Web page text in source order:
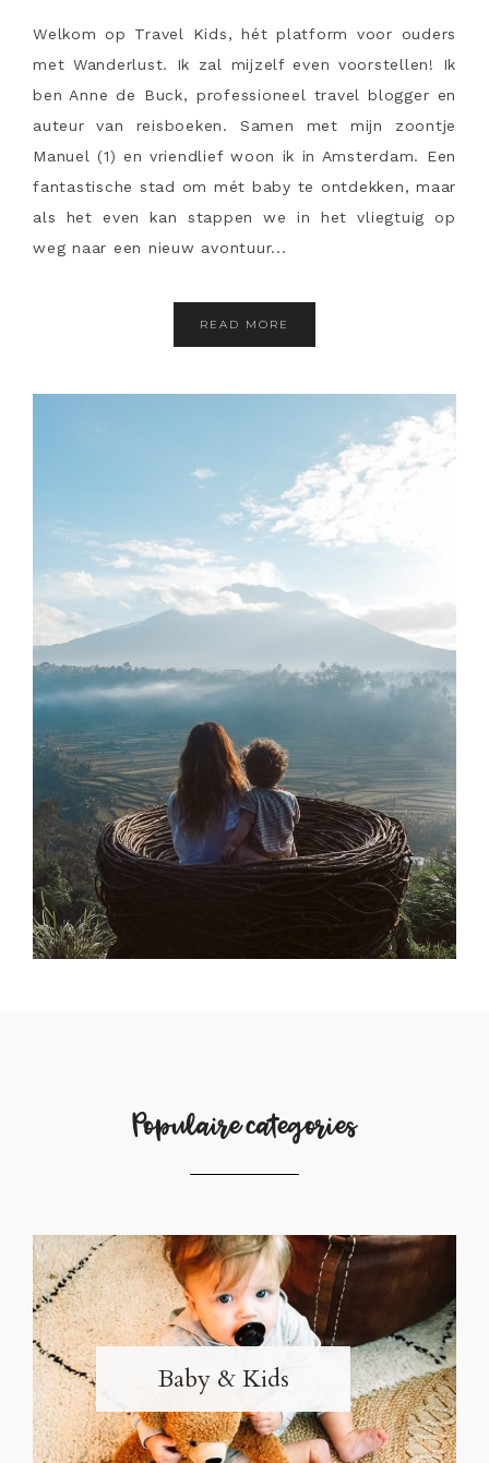
Welkom op Travel Kids, hét platform voor ouders
met Wanderlust. Ik zal mijzelf even voorstellen! Ik
ben Anne de Buck, professioneel travel blogger en
auteur van reisboeken. Samen met mijn zoontje
Manuel (1) en vriendlief woon ik in Amsterdam. Een
fantastische stad om mét baby te ontdekken, maar
als het even kan stappen we in het vliegtuig op
weg naar een nieuw avontuur...
READ MORE
Populaire categories
Baby & Kids